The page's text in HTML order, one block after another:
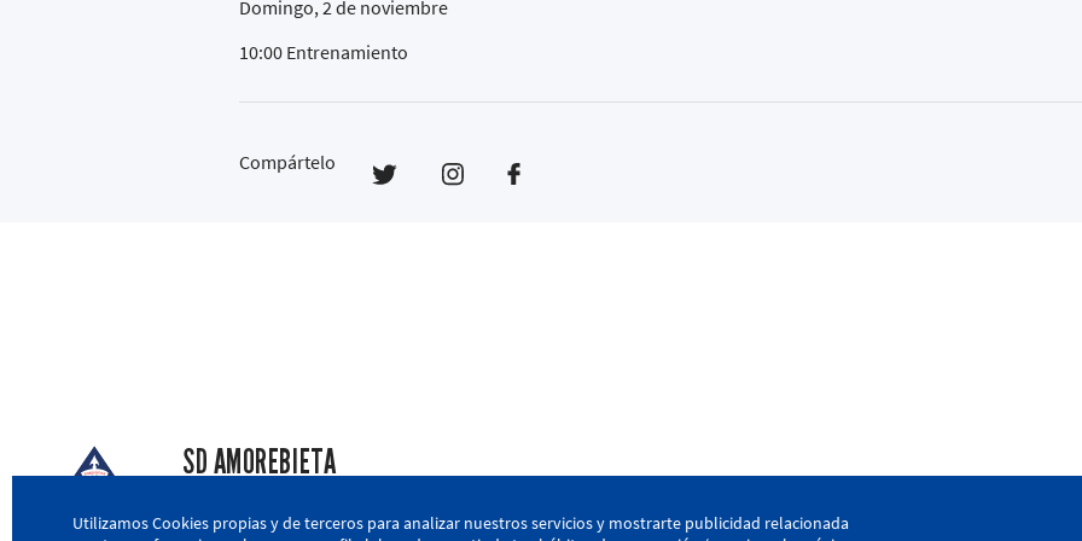
Domingo, 2 de noviembre
10:00 Entrenamiento
Compártelo
SD AMOREBIETA
Utilizamos Cookies propias y de terceros para analizar nuestros servicios y mostrarte publicidad relacionada